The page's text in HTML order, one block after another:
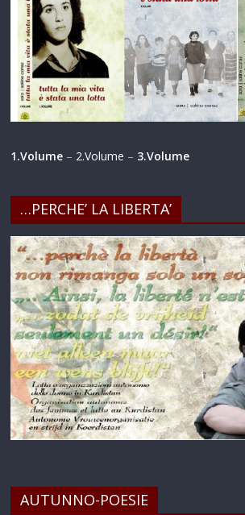
1.Volume – 2.Volume – 3.Volume
…PERCHE’ LA LIBERTA’
AUTUNNO-POESIE